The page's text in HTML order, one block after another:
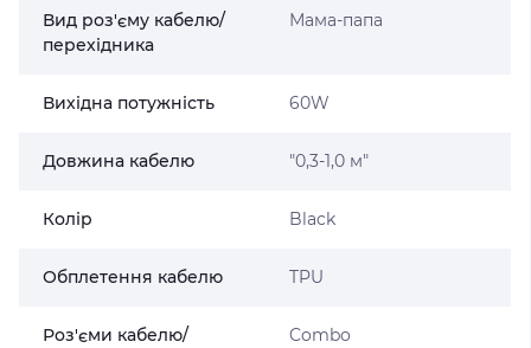
Вид роз'єму кабелю/
перехідника
Мама-папа
Вихідна потужність 60W
Довжина кабелю "0,3-1,0 м"
Колір Black
Обплетення кабелю TPU
Роз'єми кабелю/
Combo